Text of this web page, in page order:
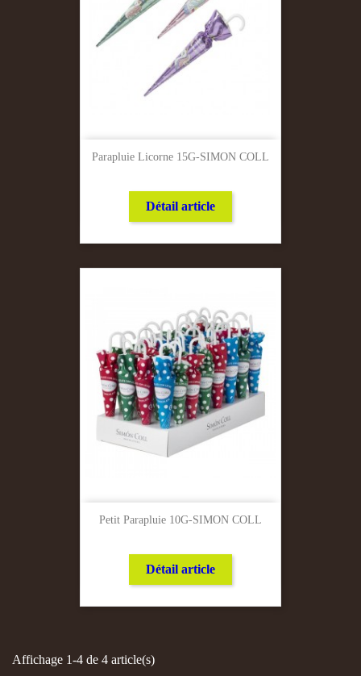
Parapluie Licorne 15G-SIMON COLL
Détail article
Petit Parapluie 10G-SIMON COLL
Détail article
Affichage 1-4 de 4 article(s)